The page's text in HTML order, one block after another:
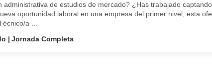
administrativa de estudios de mercado? ¿Has trabajado
oportunidad laboral en una empresa del primer nivel, esta
a ...
Jornada Completa